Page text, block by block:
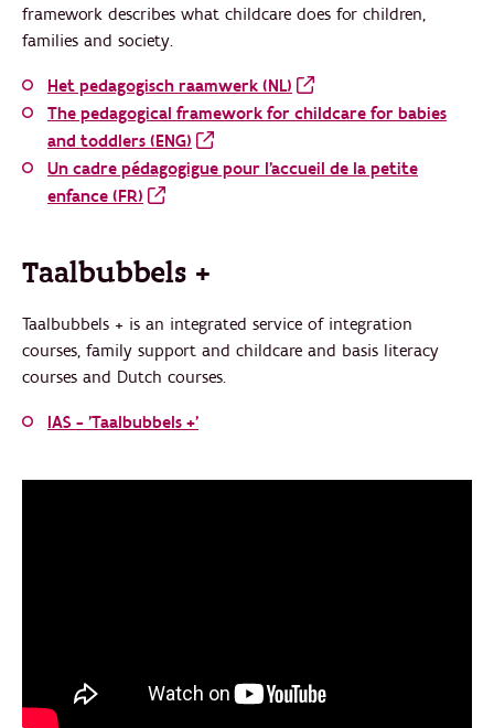
framework describes what childcare does for children,
families and society.
Het pedagogisch raamwerk (NL)
The pedagogical framework for childcare for babies
and toddlers (ENG)
Un cadre pédagogigue pour l’accueil de la petite
enfance (FR)
Taalbubbels +
Taalbubbels + is an integrated service of integration
courses, family support and childcare and basis literacy
courses and Dutch courses.
IAS - 'Taalbubbels +'